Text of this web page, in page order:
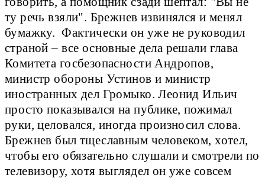
ту речь взяли". Брежнев извинялся и менял
бумажку. Фактически он уже не руководил
страной – все основные дела решали глава
Комитета госбезопасности Андропов,
министр обороны Устинов и министр
иностранных дел Громыко. Леонид Ильич
просто показывался на публике, пожимал
руки, целовался, иногда произносил слова.
Брежнев был тщеславным человеком, хотел,
чтобы его обязательно слушали и смотрели по
телевизору, хотя выглядел он уже совсем